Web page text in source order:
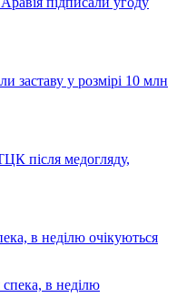
заставу у розмірі 10 млн
після медогляду,
в неділю очікуються